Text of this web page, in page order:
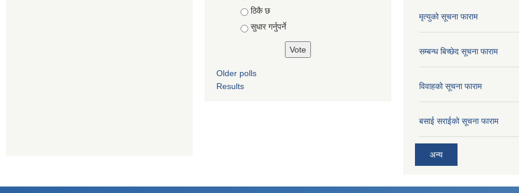
ठिकै छ
सुधार गर्नुपर्ने
Older polls
Results
मृत्युको सूचना फाराम
सम्बन्ध बिच्छेद सूचना फाराम
विवाहको सूचना फाराम
बसाई सराईको सूचना फाराम
अन्य